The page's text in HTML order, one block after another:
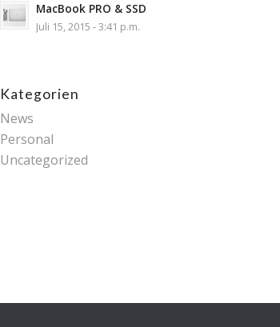
MacBook PRO & SSD
Juli 15, 2015 - 3:41 p.m.
Kategorien
News
Personal
Uncategorized